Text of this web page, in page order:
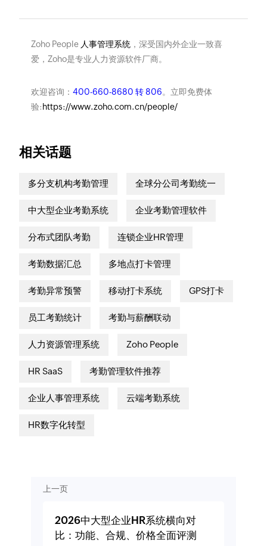
Zoho People 人事管理系统，深受国内外企业一致喜
爱，Zoho是专业人力资源软件厂商。
欢迎咨询： 400-660-8680 转 806。立即免费体
验: https://www.zoho.com.cn/people/
相关话题
多分支机构考勤管理 全球分公司考勤统一
中大型企业考勤系统 企业考勤管理软件
分布式团队考勤 连锁企业HR管理
考勤数据汇总 多地点打卡管理
考勤异常预警 移动打卡系统 GPS打卡
员工考勤统计 考勤与薪酬联动
人力资源管理系统 Zoho People
HR SaaS 考勤管理软件推荐
企业人事管理系统 云端考勤系统
HR数字化转型
上一页
2026中大型企业HR系统横向对
比：功能、合规、价格全面评测